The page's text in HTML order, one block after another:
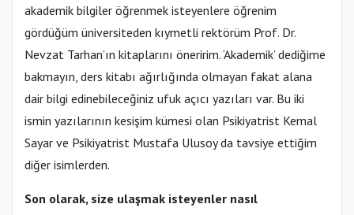
akademik bilgiler öğrenmek isteyenlere öğrenim
gördüğüm üniversiteden kıymetli rektörüm Prof. Dr.
Nevzat Tarhan’ın kitaplarını öneririm. ‘Akademik’ dediğime
bakmayın, ders kitabı ağırlığında olmayan fakat alana
dair bilgi edinebileceğiniz ufuk açıcı yazıları var. Bu iki
ismin yazılarının kesişim kümesi olan Psikiyatrist Kemal
Sayar ve Psikiyatrist Mustafa Ulusoy da tavsiye ettiğim
diğer isimlerden.
Son olarak, size ulaşmak isteyenler nasıl